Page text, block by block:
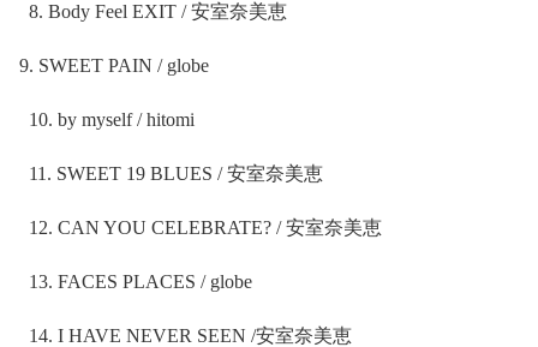
8. Body Feel EXIT /安室奈美恵
9. SWEET PAIN / globe
10. by myself / hitomi
11. SWEET 19 BLUES /安室奈美恵
12. CAN YOU CELEBRATE? /安室奈美恵
13. FACES PLACES / globe
14. I HAVE NEVER SEEN /安室奈美恵